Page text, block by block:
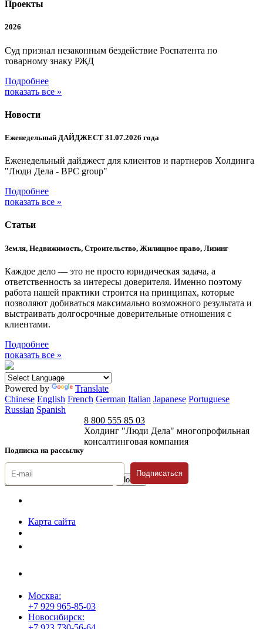
Проекты
2026
Суд признал незаконным бездействие Роспатента по
товарному знаку РЖД
Подробнее
показать все »
Новости
Еженедельный ДАЙДЖЕСТ 31.07.2026 года
Еженедельный дайджест для клиентов и партнеров Холдинга
"Люди Дела - BPC group"
Подробнее
показать все »
Статьи
Земля, Недвижимость, Строительство, Жилищное право, Лизинг
Каждое дело — это не просто юридическая задача, а
ответственность за интересы доверителя. Именно поэтому
работа нашей практики строится на принципах, которые
позволяют добиваться максимально возможного результата и
выстраивать долгосрочные доверительные отношения с
клиентами.
Подробнее
показать все »
Powered by
Translate
Chinese English French German Italian Japanese Portuguese
Russian Spanish
Подписка на рассылку
8 800 555 85 03
Холдинг "Люди Дела" многопрофильная
консалтинговая компания
Подписаться
Карта сайта
Москва:
+7 929 965-85-03
Новосибирск: